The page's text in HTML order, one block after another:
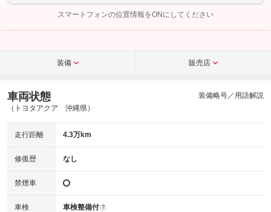
完了してください。
こちら
スマートフォンの位置情報をONにしてください
装備 販売店
車両状態
（トヨタアクア 沖縄県）
装備略号／用語解説
走行距離 4.3万km
修復歴 なし
禁煙車
車検 車検整備付 ?